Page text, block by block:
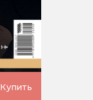
Купить